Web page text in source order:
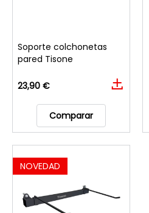
Soporte colchonetas
pared Tisone
23,90 €
Comparar
NOVEDAD